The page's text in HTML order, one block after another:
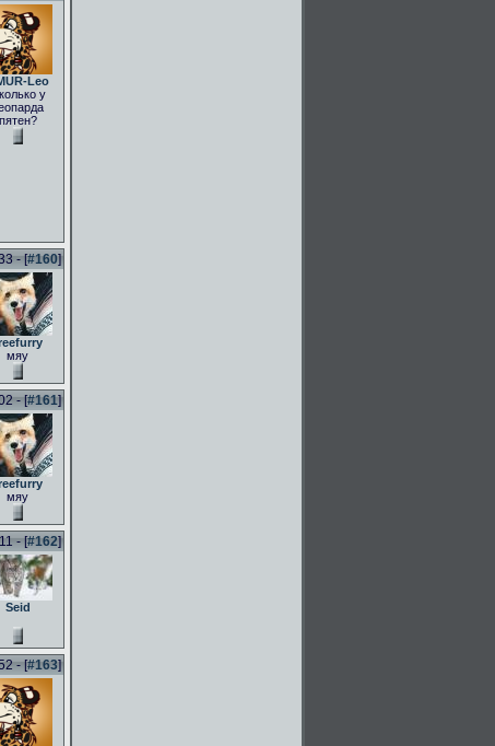
Leo
у
пятен?
- [#160]
мяу
- [#161]
мяу
- [#162]
Seid
- [#163]